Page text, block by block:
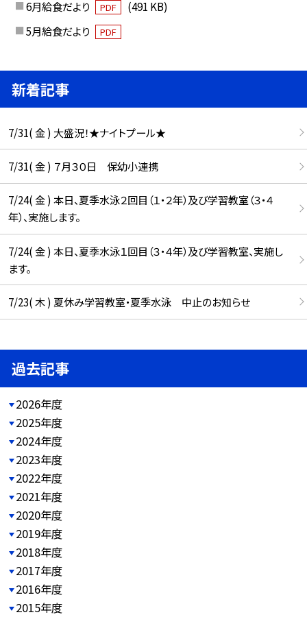
6月給食だより
PDF
(491 KB)
5月給食だより
PDF
新着記事
7/31( 金 ) 大盛況！★ナイトプール★
7/31( 金 ) ７月３０日 保幼小連携
7/24( 金 ) 本日、夏季水泳２回目（１・２年）及び学習教室（３・４
年）、実施します。
7/24( 金 ) 本日、夏季水泳１回目（３・４年）及び学習教室、実施し
ます。
7/23( 木 ) 夏休み学習教室・夏季水泳 中止のお知らせ
過去記事
2026年度
2025年度
2024年度
2023年度
2022年度
2021年度
2020年度
2019年度
2018年度
2017年度
2016年度
2015年度